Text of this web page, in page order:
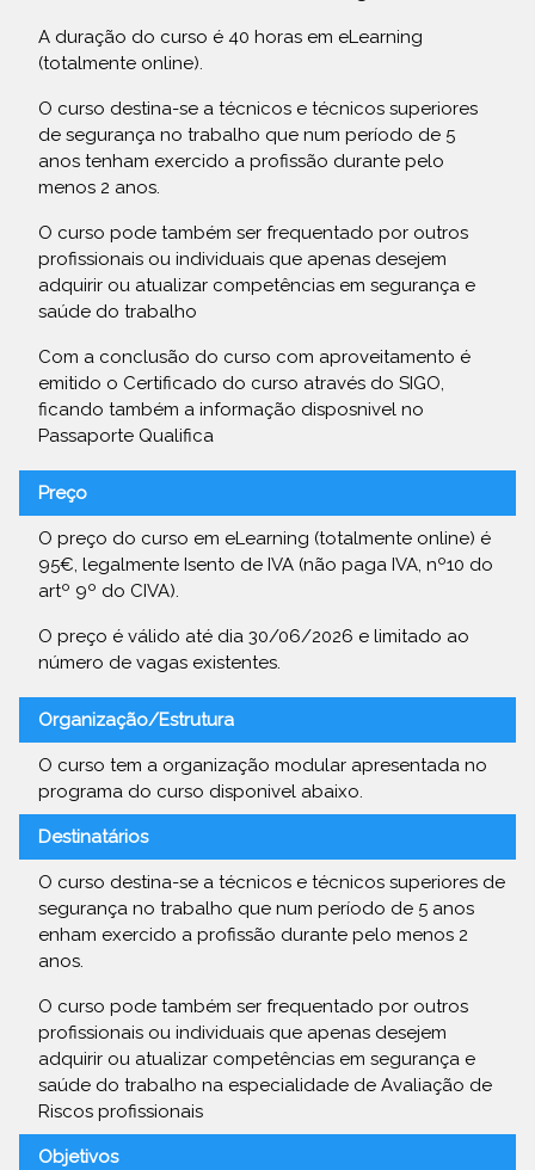
A duração do curso é 40 horas em eLearning
(totalmente online).
O curso destina-se a técnicos e técnicos superiores
de segurança no trabalho que num período de 5
anos tenham exercido a profissão durante pelo
menos 2 anos.
O curso pode também ser frequentado por outros
profissionais ou individuais que apenas desejem
adquirir ou atualizar competências em segurança e
saúde do trabalho
Com a conclusão do curso com aproveitamento é
emitido o Certificado do curso através do SIGO,
ficando também a informação disposnivel no
Passaporte Qualifica
Preço
O preço do curso em eLearning (totalmente online) é
95€, legalmente Isento de IVA (não paga IVA, nº10 do
artº 9º do CIVA).
O preço é válido até dia 30/06/2026 e limitado ao
número de vagas existentes.
Organização/Estrutura
O curso tem a organização modular apresentada no
programa do curso disponivel abaixo.
Destinatários
O curso destina-se a técnicos e técnicos superiores de
segurança no trabalho que num período de 5 anos
enham exercido a profissão durante pelo menos 2
anos.
O curso pode também ser frequentado por outros
profissionais ou individuais que apenas desejem
adquirir ou atualizar competências em segurança e
saúde do trabalho na especialidade de Avaliação de
Riscos profissionais
Objetivos